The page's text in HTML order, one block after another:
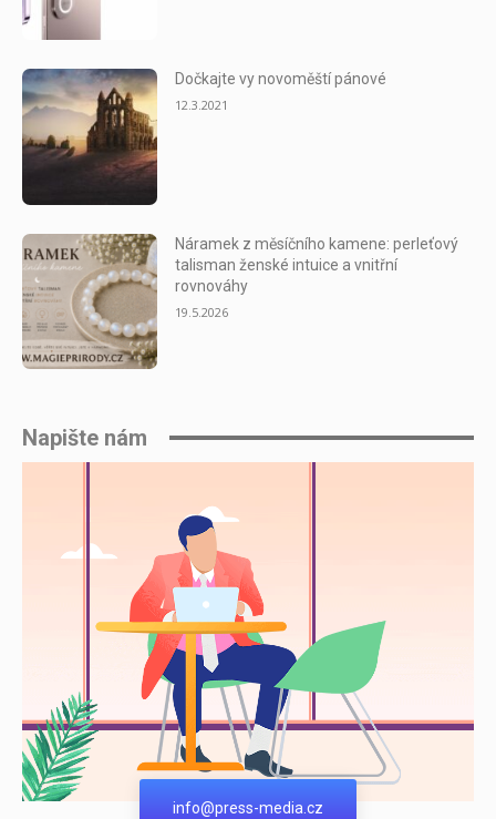
Dočkajte vy novoměští pánové
12.3.2021
Náramek z měsíčního kamene: perleťový
talisman ženské intuice a vnitřní
rovnováhy
19.5.2026
Napište nám
info@press-media.cz